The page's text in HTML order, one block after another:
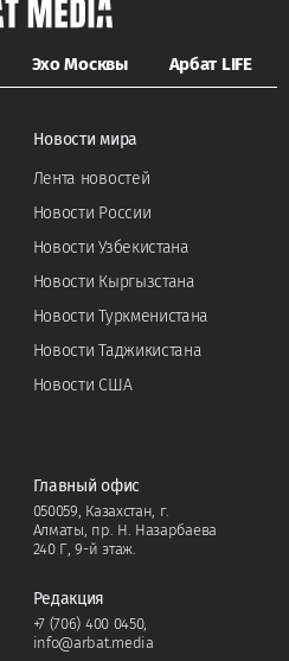
Эхо Москвы Арбат LIFE
Новости мира
Лента новостей
Новости России
Новости Узбекистана
Новости Кыргызстана
Новости Туркменистана
Новости Таджикистана
Новости США
Главный офис
050059, Казахстан, г.
Алматы, пр. Н. Назарбаева
240 Г, 9-й этаж.
Редакция
+7 (706) 400 0450,
info@arbat.media